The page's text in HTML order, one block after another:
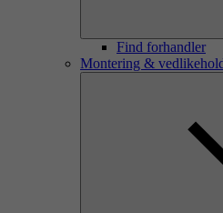
Find forhandler
Montering &